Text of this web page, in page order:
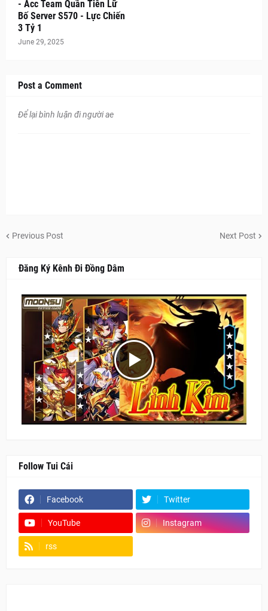
- Acc Team Quần Tiên Lữ
Bố Server S570 - Lực Chiến
3 Tỷ 1
June 29, 2025
Post a Comment
Để lại bình luận đi người ae
Previous Post Next Post
Đăng Ký Kênh Đi Đồng Dâm
Follow Tui Cái
Facebook Twitter
YouTube Instagram
rss